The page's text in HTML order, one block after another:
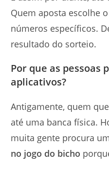
Quem aposta escolhe
números específicos.
resultado do sorteio.
Por que as pessoas
aplicativos?
Antigamente, quem
até uma banca física.
muita gente procura
no jogo do bicho